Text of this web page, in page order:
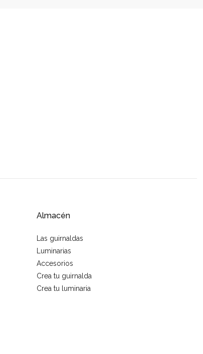
Almacén
Las guirnaldas
Luminarias
Accesorios
Crea tu guirnalda
Crea tu luminaria